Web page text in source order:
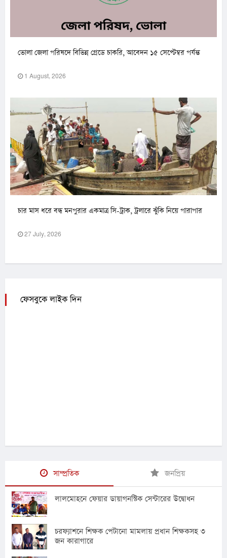
ভোলা জেলা পরিষদে বিভিন্ন গ্রেডে চাকরি, আবেদন ১৫ সেপ্টেম্বর পর্যন্ত
1 August, 2026
চার মাস ধরে বন্ধ মনপুরার একমাত্র সি-ট্রাক, ট্রলারে ঝুঁকি নিয়ে পারাপার
27 July, 2026
ফেসবুকে লাইক দিন
সাম্প্রতিক জনপ্রিয়
লালমোহনে ফেয়ার ডায়াগনস্টিক সেন্টারের উদ্বোধন
চরফ্যাশনে শিক্ষক পেটানো মামলায় প্রধান শিক্ষকসহ ৩
জন কারাগারে